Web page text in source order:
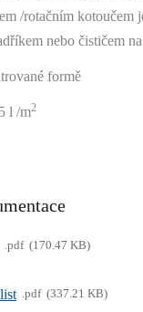
/rotačním kotoučem
nebo čističem
formě
l /m2
pdf 170.47 KB
pdf 337.21 KB